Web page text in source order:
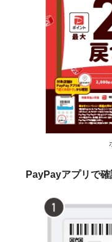
PayPayアプリで確